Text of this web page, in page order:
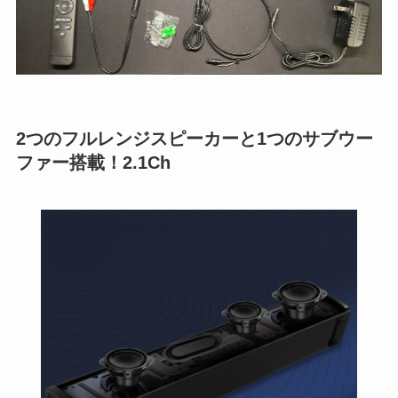
2つのフルレンジスピーカーと1つのサブウー
ファー搭載！2.1Ch